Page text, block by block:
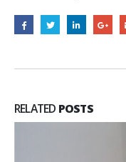
RELATED POSTS